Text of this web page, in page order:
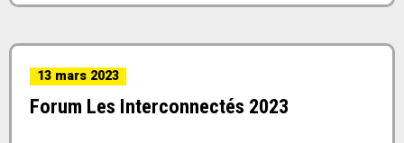
13 mars 2023
Forum Les Interconnectés 2023